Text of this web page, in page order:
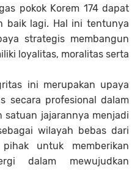
pokok Korem 174 dapat
baik lagi. Hal ini tentunya
strategis membangun
loyalitas, moralitas serta
ini merupakan upaya
secara profesional dalam
satuan jajarannya menjadi
wilayah bebas dari
untuk memberikan
dalam mewujudkan